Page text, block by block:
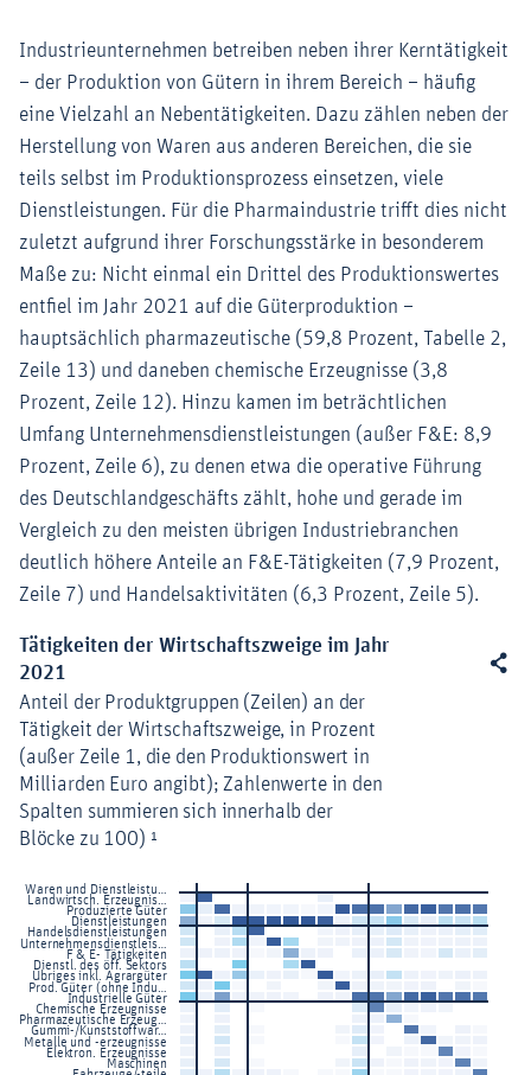
Industrieunternehmen betreiben neben ihrer Kerntätigkeit
– der Produktion von Gütern in ihrem Bereich – häufig
eine Vielzahl an Nebentätigkeiten. Dazu zählen neben der
Herstellung von Waren aus anderen Bereichen, die sie
teils selbst im Produktionsprozess einsetzen, viele
Dienstleistungen. Für die Pharmaindustrie trifft dies nicht
zuletzt aufgrund ihrer Forschungsstärke in besonderem
Maße zu: Nicht einmal ein Drittel des Produktionswertes
entfiel im Jahr 2021 auf die Güterproduktion –
hauptsächlich pharmazeutische (59,8 Prozent, Tabelle 2,
Zeile 13) und daneben chemische Erzeugnisse (3,8
Prozent, Zeile 12). Hinzu kamen im beträchtlichen
Umfang Unternehmensdienstleistungen (außer F&E: 8,9
Prozent, Zeile 6), zu denen etwa die operative Führung
des Deutschlandgeschäfts zählt, hohe und gerade im
Vergleich zu den meisten übrigen Industriebranchen
deutlich höhere Anteile an F&E-Tätigkeiten (7,9 Prozent,
Zeile 7) und Handelsaktivitäten (6,3 Prozent, Zeile 5).